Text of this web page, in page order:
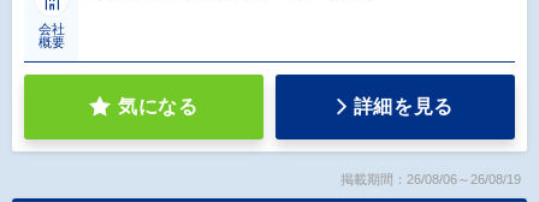
会社
概要
気になる 詳細を見る
掲載期間：26/08/06～26/08/19